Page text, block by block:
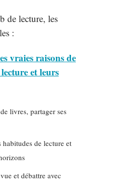
de lecture, les
:
vraies raisons de
et leurs
livres, partager ses
habitudes de lecture et
et débattre avec